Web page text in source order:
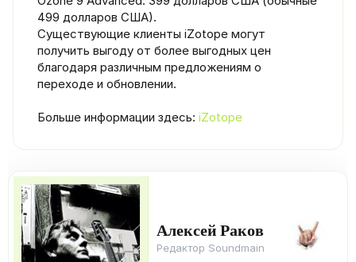
499 долларов США).
Существующие клиенты iZotope могут
получить выгоду от более выгодных цен
благодаря различным предложениям о
переходе и обновлении.
Больше информации здесь: iZotope
Алексей Раков
Редактор Soundmain